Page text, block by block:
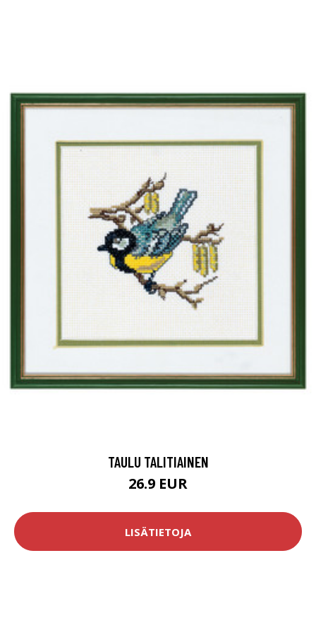
TAULU TALITIAINEN
26.9 EUR
LISÄTIETOJA